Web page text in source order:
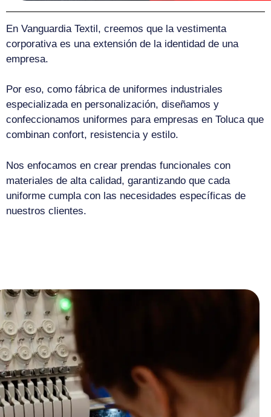
En Vanguardia Textil, creemos que la vestimenta
corporativa es una extensión de la identidad de una
empresa.
Por eso, como fábrica de uniformes industriales
especializada en personalización, diseñamos y
confeccionamos uniformes para empresas en Toluca que
combinan confort, resistencia y estilo.
Nos enfocamos en crear prendas funcionales con
materiales de alta calidad, garantizando que cada
uniforme cumpla con las necesidades específicas de
nuestros clientes.